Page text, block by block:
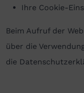
Ihre Cookie-
Beim Aufruf der
über die
die